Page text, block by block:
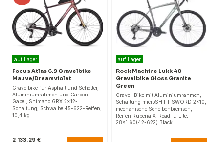
auf Lager
Focus Atlas 6.9 Gravelbike
Mauve/Dreamviolet
Gravelbike für Asphalt und Schotter,
Aluminiumrahmen und Carbon-
Gabel, Shimano GRX 2x12-
Schaltung, Schwalbe 45-622-Reifen,
10,4 kg.
2 133.29 €
auf Lager
Rock Machine Lukk 40
Gravelbike Gloss Granite
Green
Gravel-Bike mit Aluminiumrahmen,
Schaltung microSHIFT SWORD 2x10,
mechanische Scheibenbremsen,
Reifen Rubena X-Road, E-Lite,
28x1.60(42-622) Black